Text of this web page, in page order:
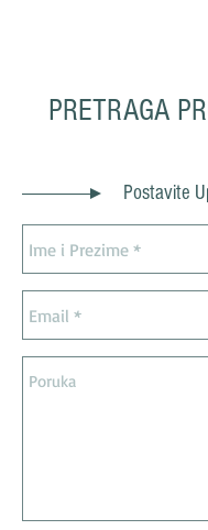
PRETRAGA
Postavite